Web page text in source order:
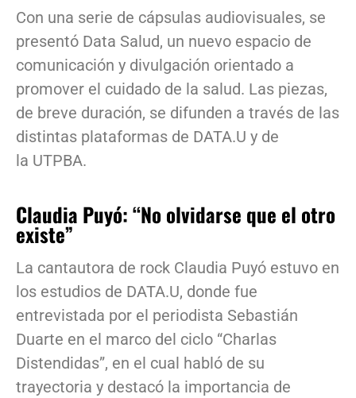
Con una serie de cápsulas audiovisuales, se
presentó Data Salud, un nuevo espacio de
comunicación y divulgación orientado a
promover el cuidado de la salud. Las piezas,
de breve duración, se difunden a través de las
distintas plataformas de DATA.U y de
la UTPBA.
Claudia Puyó: “No olvidarse que el otro
existe”
La cantautora de rock Claudia Puyó estuvo en
los estudios de DATA.U, donde fue
entrevistada por el periodista Sebastián
Duarte en el marco del ciclo “Charlas
Distendidas”, en el cual habló de su
trayectoria y destacó la importancia de